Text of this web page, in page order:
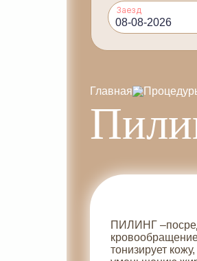
Главная
ПИЛИНГ
тонизирует